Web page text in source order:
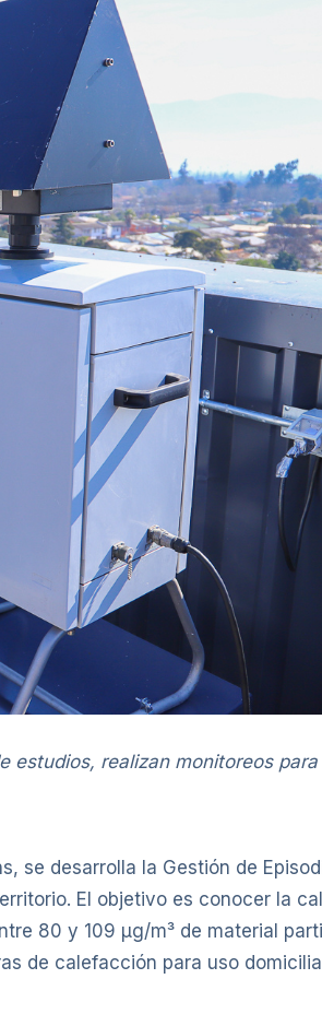
estudios, realizan monitoreos
se desarrolla la Gestión de
El objetivo es conocer la
80 y 109 µg/m³ de material
de calefacción para uso